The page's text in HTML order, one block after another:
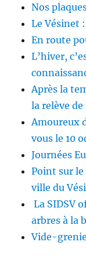
Nos
Le Vésinet
En route
L’hiver,
Après la
la relève
Amoureux
vous le 10
Journées
Point sur
ville du
La SIDSV
arbres à la
Vide-